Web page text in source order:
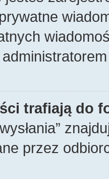
trafiają do
przez